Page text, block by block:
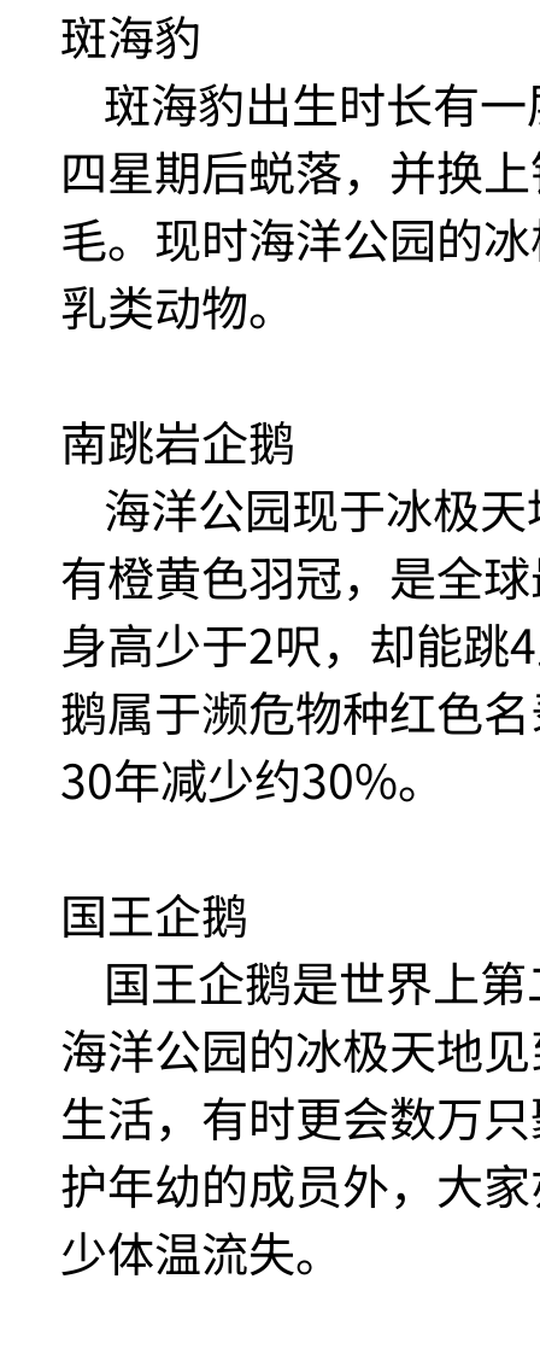
斑海豹
斑海豹出生时长有
四星期后蜕落，并换
毛。现时海洋公园的
乳类动物。
南跳岩企鹅
海洋公园现于冰极
有橙黄色羽冠，是全
身高少于2呎，却能跳
鹅属于濒危物种红色
30年减少约30%。
国王企鹅
国王企鹅是世界上
海洋公园的冰极天地
生活，有时更会数万
护年幼的成员外，大
少体温流失。